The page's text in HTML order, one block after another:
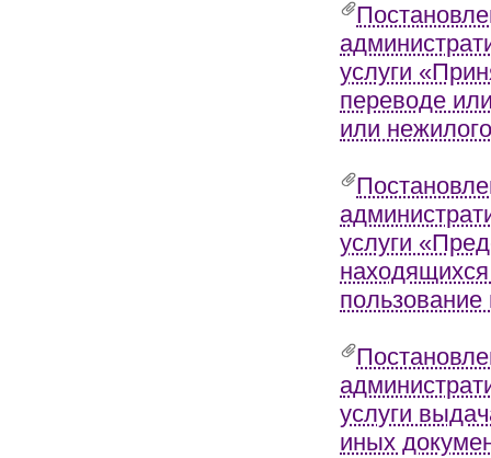
услуги
переводе
или
услуги
пользование
услуги
иных